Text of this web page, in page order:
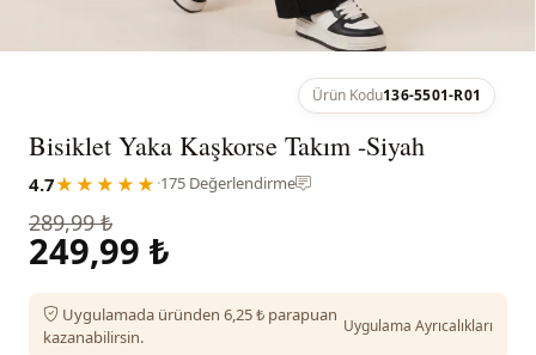
Ürün Kodu136-5501-R01
Bisiklet Yaka Kaşkorse Takım -Siyah
4.7★★★★★ ·175 Değerlendirme
289,99 ₺
249,99 ₺
Uygulamada üründen 6,25 ₺ parapuan
kazanabilirsin.
Uygulama Ayrıcalıkları